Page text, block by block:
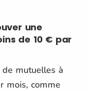
une
de 10 € par
mutuelles à
mois, comme